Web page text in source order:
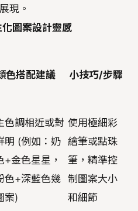
現。
圖案設計靈感
色搭配建議 小技巧/步驟
色調相近或對
明 (例如：奶
+金色星星，
色+深藍色幾
案)
使用極細彩
繪筆或點珠
筆，精準控
制圖案大小
和細節